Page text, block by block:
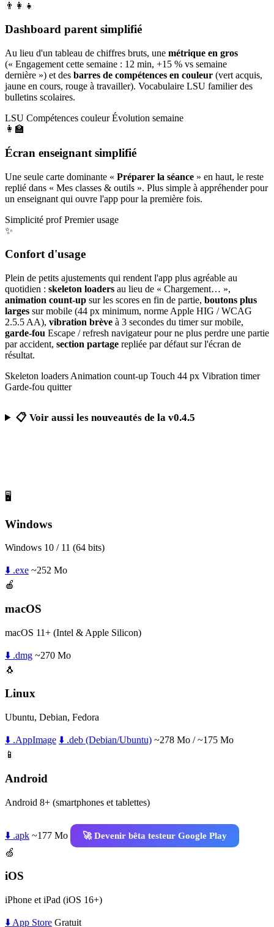
👨‍👩‍👧
Dashboard parent simplifié
Au lieu d'un tableau de chiffres bruts, une métrique en gros
(« Engagement cette semaine : 12 min, +15 % vs semaine
dernière ») et des barres de compétences en couleur (vert acquis,
jaune en cours, rouge à travailler). Vocabulaire LSU familier des
bulletins scolaires.
LSU Compétences couleur Évolution semaine
👩‍🏫
Écran enseignant simplifié
Une seule carte dominante « Préparer la séance » en haut, le reste
replié dans « Mes classes & outils ». Plus simple à appréhender pour
un enseignant qui ouvre l'app pour la première fois.
Simplicité prof Premier usage
✨
Confort d'usage
Plein de petits ajustements qui rendent l'app plus agréable au
quotidien : skeleton loaders au lieu de « Chargement… »,
animation count-up sur les scores en fin de partie, boutons plus
larges sur mobile (44 px minimum, norme Apple HIG / WCAG
2.5.5 AA), vibration brève à 3 secondes du timer sur mobile,
garde-fou Escape / refresh navigateur pour ne plus perdre une partie
par accident, section partage repliée par défaut sur l'écran de
résultat.
Skeleton loaders Animation count-up Touch 44 px Vibration timer
Garde-fou quitter
📋 Voir aussi les nouveautés de la v0.4.5
🖥️
Windows
Windows 10 / 11 (64 bits)
⬇️ .exe ~252 Mo
🍎
macOS
macOS 11+ (Intel & Apple Silicon)
⬇️ .dmg ~270 Mo
🐧
Linux
Ubuntu, Debian, Fedora
⬇️ .AppImage ⬇️ .deb (Debian/Ubuntu) ~278 Mo / ~175 Mo
📱
Android
Android 8+ (smartphones et tablettes)
⬇️ .apk ~177 Mo
🚀 Devenir bêta testeur Google Play
🍏
iOS
iPhone et iPad (iOS 16+)
⬇️ App Store Gratuit